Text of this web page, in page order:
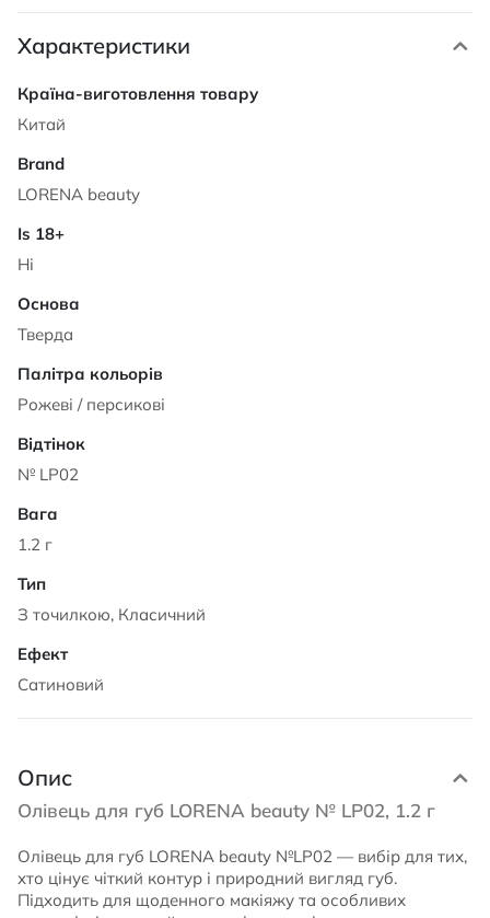
Характеристики
Характеристики
Китай
LORENA beauty
Ні
Тверда
Рожеві / персикові
№ LP02
1.2 г
З точилкою, Класичний
Сатиновий
Опис
Олівець для губ LORENA beauty № LP02, 1.2 г
Олівець для губ LORENA beauty №LP02 — вибір для тих,
хто цінує чіткий контур і природний вигляд губ.
Підходить для щоденного макіяжу та особливих